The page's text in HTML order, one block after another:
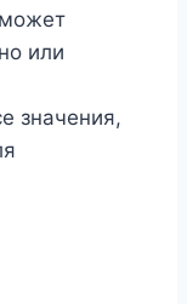
может
или
значения,